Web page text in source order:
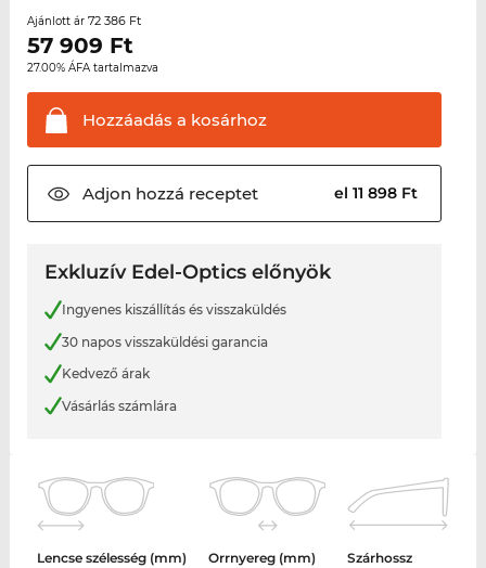
Ajánlott ár 72 386 Ft
57 909 Ft
27.00% ÁFA tartalmazva
Hozzáadás a kosárhoz
Adjon hozzá receptet el 11 898 Ft
Exkluzív Edel-Optics előnyök
Ingyenes kiszállítás és visszaküldés
30 napos visszaküldési garancia
Kedvező árak
Vásárlás számlára
Lencse szélesség (mm)
Orrnyereg (mm)
Szárhossz